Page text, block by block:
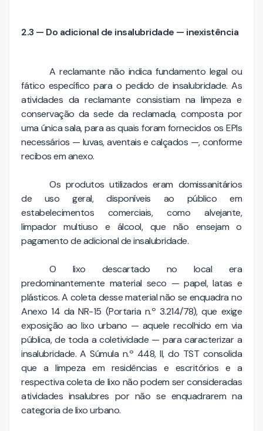
2.3 — Do adicional de insalubridade — inexistência
A reclamante não indica fundamento legal ou
fático específico para o pedido de insalubridade. As
atividades da reclamante consistiam na limpeza e
conservação da sede da reclamada, composta por
uma única sala, para as quais foram fornecidos os EPIs
necessários — luvas, aventais e calçados —, conforme
recibos em anexo.
Os produtos utilizados eram domissanitários
de uso geral, disponíveis ao público em
estabelecimentos comerciais, como alvejante,
limpador multiuso e álcool, que não ensejam o
pagamento de adicional de insalubridade.
O lixo descartado no local era
predominantemente material seco — papel, latas e
plásticos. A coleta desse material não se enquadra no
Anexo 14 da NR-15 (Portaria n.º 3.214/78), que exige
exposição ao lixo urbano — aquele recolhido em via
pública, de toda a coletividade — para caracterizar a
insalubridade. A Súmula n.º 448, II, do TST consolida
que a limpeza em residências e escritórios e a
respectiva coleta de lixo não podem ser consideradas
atividades insalubres por não se enquadrarem na
categoria de lixo urbano.